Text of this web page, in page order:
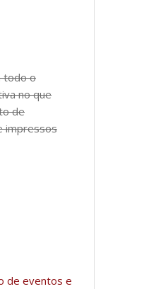
todo o
no que
de
impressos
de eventos e